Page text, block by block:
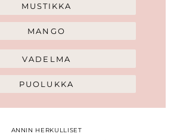
MUSTIKKA
MANGO
VADELMA
PUOLUKKA
ANNIN HERKULLISET